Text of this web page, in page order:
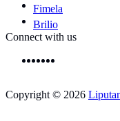
Fimela
Brilio
Connect with us
Copyright © 2026